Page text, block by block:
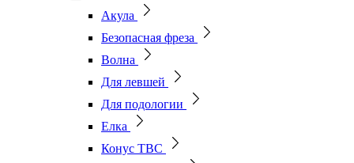
Акула
Безопасная фреза
Волна
Для левшей
Для подологии
Елка
Конус ТВС